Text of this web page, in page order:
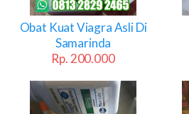
Obat Kuat Viagra Asli Di
Samarinda
Rp. 200.000